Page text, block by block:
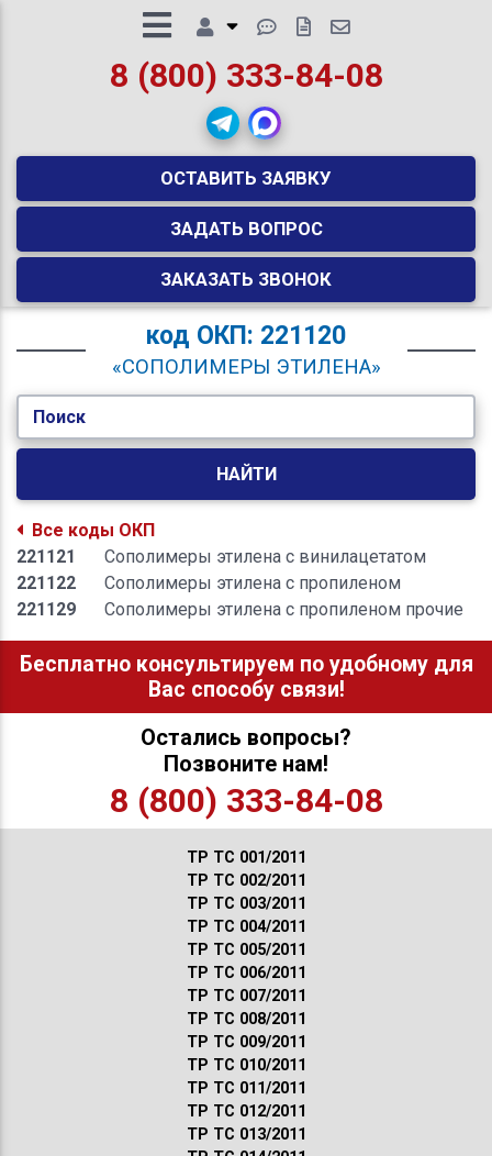
8 (800) 333-84-08
ОСТАВИТЬ ЗАЯВКУ
ЗАДАТЬ ВОПРОС
ЗАКАЗАТЬ ЗВОНОК
код ОКП: 221120
«СОПОЛИМЕРЫ ЭТИЛЕНА»
Поиск
НАЙТИ
Все коды ОКП
221121
Сополимеры этилена с винилацетатом
221122
Сополимеры этилена с пропиленом
221129
Сополимеры этилена с пропиленом прочие
Бесплатно консультируем по удобному для
Вас способу связи!
Остались вопросы?
Позвоните нам!
8 (800) 333-84-08
ТР ТС 001/2011
ТР ТС 002/2011
ТР ТС 003/2011
ТР ТС 004/2011
ТР ТС 005/2011
ТР ТС 006/2011
ТР ТС 007/2011
ТР ТС 008/2011
ТР ТС 009/2011
ТР ТС 010/2011
ТР ТС 011/2011
ТР ТС 012/2011
ТР ТС 013/2011